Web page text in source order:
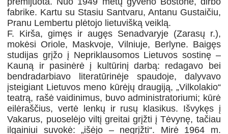
fabrike. Kartu su Stasiu Santvaru, Antanu Gustaičiu,
Pranu Lembertu plėtojo lietuvišką veiklą.
F. Kirša, gimęs ir augęs Senadvaryje (Zarasų r.),
mokėsi Oriole, Maskvoje, Vilniuje, Berlyne. Baigęs
studijas grįžo į Nepriklausomos Lietuvos sostinę –
Kauną ir pasinėrė į kultūrinį darbą: redagavo bei
bendradarbiavo literatūrinėje spaudoje, dalyvavo
įsteigiant Lietuvos meno kūrėjų draugiją, „Vilkolakio“
teatrą, rašė vaidinimus, buvo administratoriumi; kūrė
eilėraščius, vertė lenkų ir rusų klasikus. Išvykęs į
Vakarus, puoselėjo viltį greitai grįžti į Tėvynę, tačiau
ilgainiui suvokė: „išėjo – negrįžti“. Mirė 1964 m.